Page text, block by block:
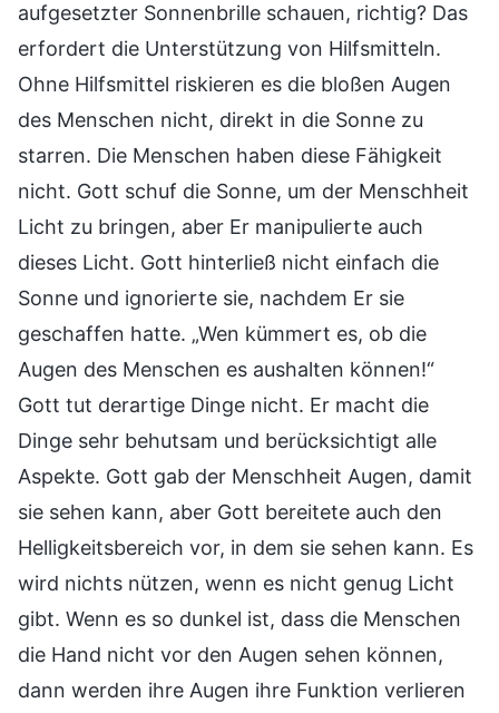
aufgesetzter Sonnenbrille schauen, richtig? Das
erfordert die Unterstützung von Hilfsmitteln.
Ohne Hilfsmittel riskieren es die bloßen Augen
des Menschen nicht, direkt in die Sonne zu
starren. Die Menschen haben diese Fähigkeit
nicht. Gott schuf die Sonne, um der Menschheit
Licht zu bringen, aber Er manipulierte auch
dieses Licht. Gott hinterließ nicht einfach die
Sonne und ignorierte sie, nachdem Er sie
geschaffen hatte. „Wen kümmert es, ob die
Augen des Menschen es aushalten können!“
Gott tut derartige Dinge nicht. Er macht die
Dinge sehr behutsam und berücksichtigt alle
Aspekte. Gott gab der Menschheit Augen, damit
sie sehen kann, aber Gott bereitete auch den
Helligkeitsbereich vor, in dem sie sehen kann. Es
wird nichts nützen, wenn es nicht genug Licht
gibt. Wenn es so dunkel ist, dass die Menschen
die Hand nicht vor den Augen sehen können,
dann werden ihre Augen ihre Funktion verlieren